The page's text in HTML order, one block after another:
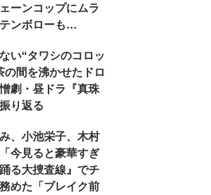
ーンコップにムラ
ンボローも…
い“タワシのコロッ
間を沸かせたドロ
劇・昼ドラ『真珠
り返る
、小池栄子、木村
今見ると豪華すぎ
る大捜査線』でチ
めた「ブレイク前